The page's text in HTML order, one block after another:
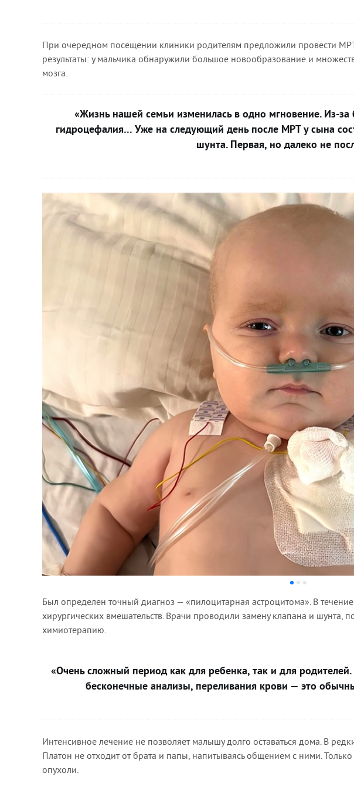
При очередном посещении клиники родителям предложили провести
результаты: у мальчика обнаружили большое новообразование и
мозга.
«Жизнь нашей семьи изменилась в одно мгновение. Из-за
гидроцефалия… Уже на следующий день после МРТ у сына
шунта. Первая, но далеко не
Был определен точный диагноз — «пилоцитарная астроцитома». В
хирургических вмешательств. Врачи проводили замену клапана и шунта,
химиотерапию.
«Очень сложный период как для ребенка, так и для
бесконечные анализы, переливания крови — это
Интенсивное лечение не позволяет малышу долго оставаться дома. В
Платон не отходит от брата и папы, напитываясь общением с ними.
опухоли.